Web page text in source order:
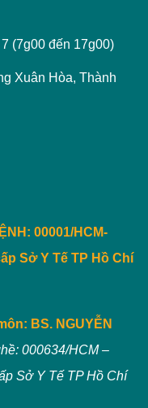
(7g00 đến 17g00)
Xuân Hòa, Thành
00001/HCM-
Sở Y Tế TP Hồ Chí
BS. NGUYỄN
000634/HCM –
Sở Y Tế TP Hồ Chí